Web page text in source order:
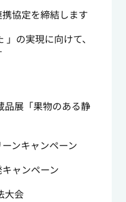
協定を締結します
」の実現に向けて、
品展「果物のある静
ンキャンペーン
ャンペーン
大会